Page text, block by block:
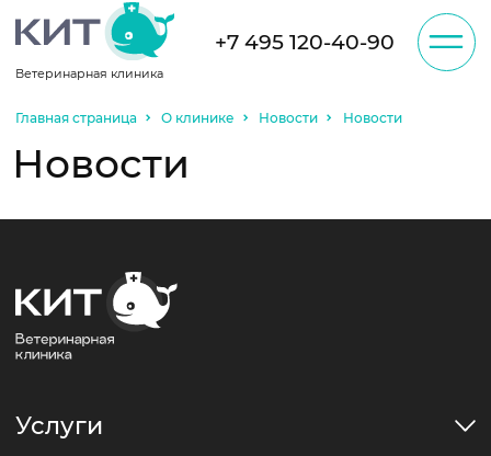
Ветеринарная клиника
+7 495 120-40-90
О клинике
Услуги
Главная страница О клинике Новости Новости
Новости
Услуги
Записаться на
приём
Администратор, возможно, будет звонить